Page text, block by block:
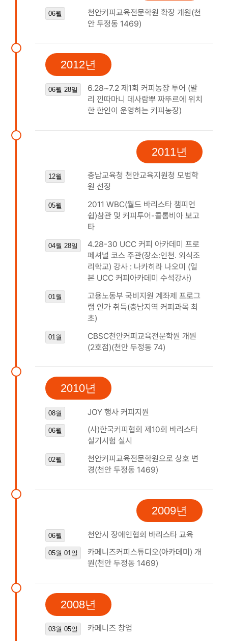
06월
천안커피교육전문학원 확장 개원(천
안 두정동 1469)
2012년
06월 28일
6.28~7.2 제1회 커피농장 투어 (발
리 낀따마니 데사람뿌 짜뚜르에 위치
한 한인이 운영하는 커피농장)
2011년
12월
충남교육청 천안교육지원청 모범학
원 선정
05월
2011 WBC(월드 바리스타 챔피언
쉽)참관 및 커피투어-콜롬비아 보고
타
04월 28일
4.28-30 UCC 커피 아카데미 프로
페셔널 코스 주관(장소:인천. 외식조
리학교) 강사 : 나카히라 나오미 (일
본 UCC 커피아카데미 수석강사)
01월
고용노동부 국비지원 계좌제 프로그
램 인가 취득(충남지역 커피과목 최
초)
01월
CBSC천안커피교육전문학원 개원
(2호점)(천안 두정동 74)
2010년
08월 JOY 행사 커피지원
06월
(사)한국커피협회 제10회 바리스타
실기시험 실시
02월
천안커피교육전문학원으로 상호 변
경(천안 두정동 1469)
2009년
06월 천안시 장애인협회 바리스타 교육
05월 01일
카페니즈커피스튜디오(아카데미) 개
원(천안 두정동 1469)
2008년
03월 05일 카페니즈 창업